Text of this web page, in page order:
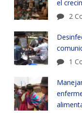
el
2
1